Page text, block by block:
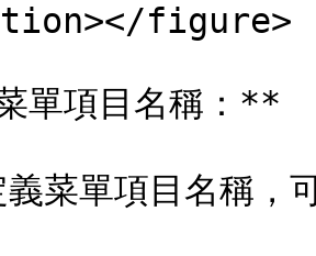
figure>
單項目名稱：**
菜單項目名稱，